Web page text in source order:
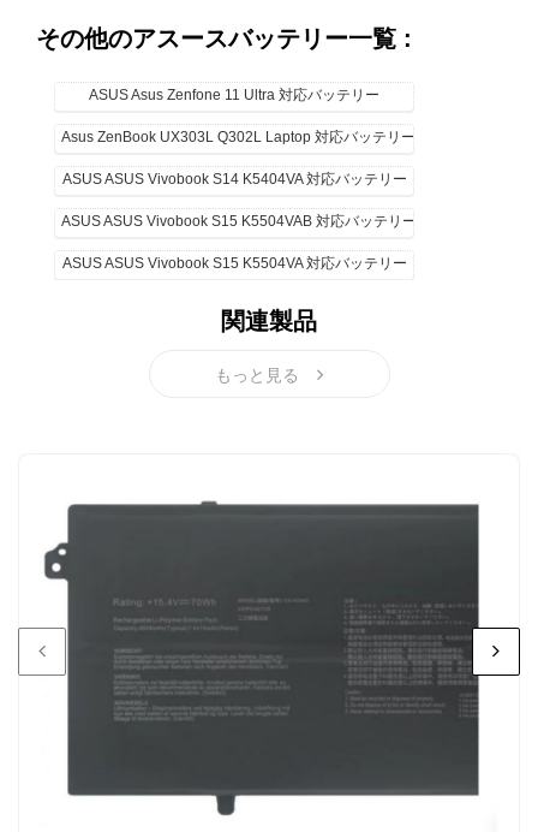
K62 K62F K62J K62JR
P42 P42F P42J P42JC
P52 P52F P52F-SO006X P52F-SO017X P52F-SO033X
P52F-SO034X P52J P52JC P52JC-SO009X P52JC-SO012X
P52JC-SO017X P52JC-SO018X P62 P82 PR067 PR08C
Pro50VL Pro5IBY Pro5IB Pro5IDE Pro5IDr Pro5IDY Pro5ID
Pro67 Pro67F PRO8F PRO8FF PRO8FJ PRO8FJC
PRO8FE PRO8FEI
X42DQ X42DR X42DY X42JA X42JC X42JP
アスース A32-N82 バッテリー商品: 全ての新品アスース
付属します。
その他のアスースバッテリー一覧 :
ASUS Asus Zenfone 11 Ultra 対応バッテリー
Asus ZenBook UX303L Q302L Laptop 対応バッテリー
ASUS ASUS Vivobook S14 K5404VA 対応バッテリー
ASUS ASUS Vivobook S15 K5504VAB 対応バッテリー
ASUS ASUS Vivobook S15 K5504VA 対応バッテリー
関連製品
もっと見る